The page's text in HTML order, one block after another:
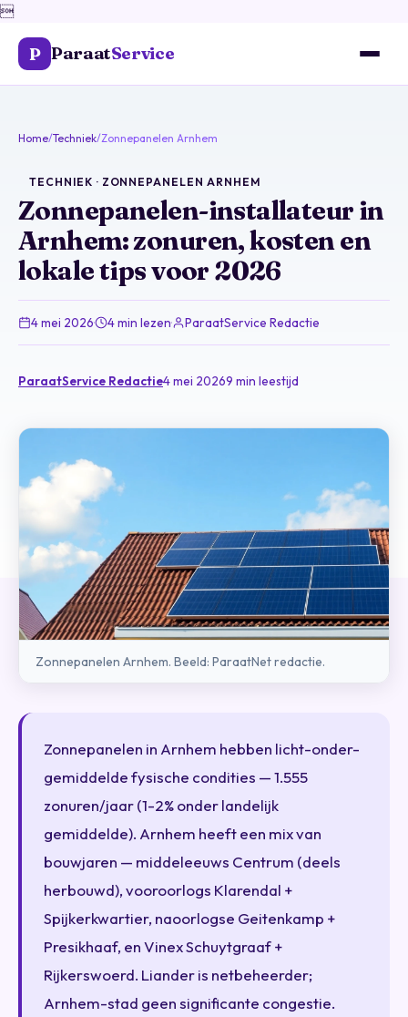

P ParaatService
Home/Techniek/Zonnepanelen Arnhem
TECHNIEK · ZONNEPANELEN ARNHEM
Zonnepanelen-installateur in
Arnhem: zonuren, kosten en
lokale tips voor 2026
4 mei 2026· 4 min lezen· ParaatService Redactie
ParaatService Redactie4 mei 20269 min leestijd
Zonnepanelen Arnhem. Beeld: ParaatNet redactie.
Zonnepanelen in Arnhem hebben licht-onder-
gemiddelde fysische condities — 1.555
zonuren/jaar (1-2% onder landelijk
gemiddelde). Arnhem heeft een mix van
bouwjaren — middeleeuws Centrum (deels
herbouwd), vooroorlogs Klarendal +
Spijkerkwartier, naoorlogse Geitenkamp +
Presikhaaf, en Vinex Schuytgraaf +
Rijkerswoerd. Liander is netbeheerder;
Arnhem-stad geen significante congestie.